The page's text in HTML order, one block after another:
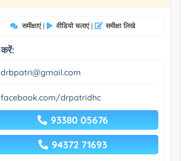
समीक्षाएं | वीडियो चलाएं | समीक्षा लिखे
drbpatri@gmail.com
facebook.com/drpatridhc
93380 05676
94372 71693